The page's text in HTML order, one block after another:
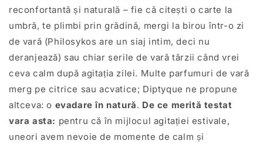
reconfortantă și naturală – fie că citești o carte la
umbră, te plimbi prin grădină, mergi la birou într-o zi
de vară (Philosykos are un siaj intim, deci nu
deranjează) sau chiar serile de vară târzii când vrei
ceva calm după agitația zilei. Multe parfumuri de vară
merg pe citrice sau acvatice; Diptyque ne propune
altceva: o evadare în natură. De ce merită testat
vara asta: pentru că în mijlocul agitației estivale,
uneori avem nevoie de momente de calm și